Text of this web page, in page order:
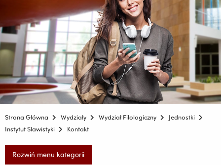
Strona Główna Wydziały Wydział Filologiczny
Jednostki
Instytut Slawistyki
Kontakt
Rozwiń menu kategorii